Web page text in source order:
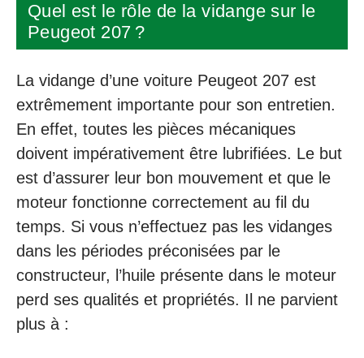
Quel est le rôle de la vidange sur le
Peugeot 207 ?
La vidange d’une voiture Peugeot 207 est
extrêmement importante pour son entretien.
En effet, toutes les pièces mécaniques
doivent impérativement être lubrifiées. Le but
est d’assurer leur bon mouvement et que le
moteur fonctionne correctement au fil du
temps. Si vous n’effectuez pas les vidanges
dans les périodes préconisées par le
constructeur, l’huile présente dans le moteur
perd ses qualités et propriétés. Il ne parvient
plus à :